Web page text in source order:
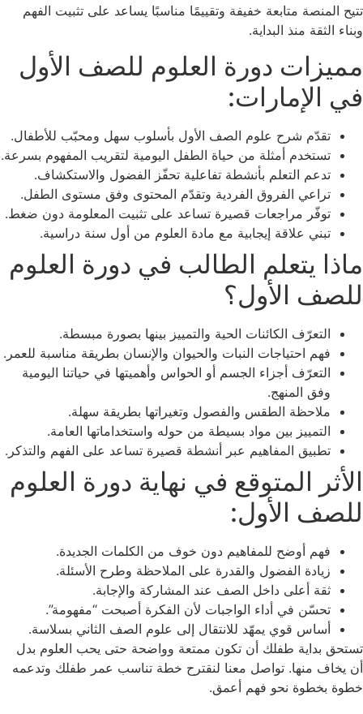
تتيح المنصة متابعة خفيفة وتقييمًا مناسبًا يساعد على تثبيت الفهم
وبناء الثقة منذ البداية.
مميزات دورة العلوم للصف الأول
في الإمارات:
تقدّم شرح علوم الصف الأول بأسلوب سهل ومحبّب للأطفال.
تستخدم أمثلة من حياة الطفل اليومية لتقريب المفهوم بسرعة.
تدعم التعلم بأنشطة تفاعلية تحفّز الفضول والاستكشاف.
تراعي الفروق الفردية وتقدّم المحتوى وفق مستوى الطفل.
توفّر مراجعات قصيرة تساعد على تثبيت المعلومة دون ضغط.
تبني علاقة إيجابية مع مادة العلوم من أول سنة دراسية.
ماذا يتعلم الطالب في دورة العلوم
للصف الأول؟
التعرّف الكائنات الحية والتمييز بينها بصورة مبسطة.
فهم احتياجات النبات والحيوان والإنسان بطريقة مناسبة للعمر.
التعرّف أجزاء الجسم أو الحواس وأهميتها في حياتنا اليومية
وفق المنهج.
ملاحظة الطقس والفصول وتغيراتها بطريقة سهلة.
التمييز بين مواد بسيطة من حوله واستخداماتها العامة.
تطبيق المفاهيم عبر أنشطة قصيرة تساعد على الفهم والتذكر.
الأثر المتوقع في نهاية دورة العلوم
للصف الأول:
فهم أوضح للمفاهيم دون خوف من الكلمات الجديدة.
زيادة الفضول والقدرة على الملاحظة وطرح الأسئلة.
ثقة أعلى داخل الصف عند المشاركة والإجابة.
تحسّن في أداء الواجبات لأن الفكرة أصبحت “مفهومة”.
أساس قوي يمهّد للانتقال إلى علوم الصف الثاني بسلاسة.
تستحق بداية طفلك أن تكون ممتعة وواضحة حتى يحب العلوم بدل
أن يخاف منها. تواصل معنا لنقترح خطة تناسب عمر طفلك وتدعمه
خطوة بخطوة نحو فهم أعمق.